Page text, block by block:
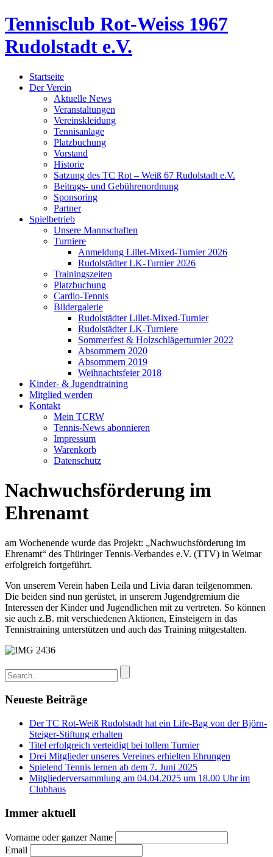
Tennisclub Rot-Weiss 1967
Rudolstadt e.V.
Startseite
Der Verein
Aktuelle News
Veranstaltungen
Vereinskleidung
Tennisanlage
Platzbuchung
Vorstand
Historie
Satzung des TC Rot – Weiß 67 Rudolstadt e.V.
Beitrags- und Gebührenordnung
Sponsoring
Partner
Spielbetrieb
Unsere Mannschaften
Turniere
Anmeldung Lillet-Mixed-Turnier 2026
Rudolstädter LK-Turnier 2026
Trainingszeiten
Platzbuchung
Cardio-Tennis
Bildergalerie
Rudolstädter Lillet-Mixed-Turnier
Rudolstädter LK-Turniere
Sommerfest & Holzschlägerturnier 2022
Absommern 2020
Absommern 2019
Weihnachtsfeier 2018
Kinder- & Jugendtraining
Mitglied werden
Kontakt
Mein TCRW
Tennis-News abonnieren
Impressum
Warenkorb
Datenschutz
Nachwuchsförderung im
Ehrenamt
am Wochenende wurde das Projekt: „Nachwuchsförderung im
Ehrenamt“ des Thüringer Tennis-Verbandes e.V. (TTV) in Weimar
erfolgreich fortgeführt.
Von unserem Verein haben Leila und Livia daran teilgenommen.
Die beiden sind nun gerüstet, in unserem Jugendgremium die
Interessen der Kinder und Jugendlichen mit zu vertreten. So können
sie auch z.B. mit verschiedenen Aktionen, Einsteigern in das
Tennistraining unterstützen und auch das Training mitgestalten.
Neueste Beiträge
Der TC Rot-Weiß Rudolstadt hat ein Life-Bag von der Björn-
Steiger-Stiftung erhalten
Titel erfolgreich verteidigt bei tollem Turnier
Drei Mitglieder unseres Vereines erhielten Ehrungen
Spielend Tennis lernen ab dem 7. Juni 2025
Mitgliederversammlung am 04.04.2025 um 18.00 Uhr im
Clubhaus
Immer aktuell
Vorname oder ganzer Name
Email